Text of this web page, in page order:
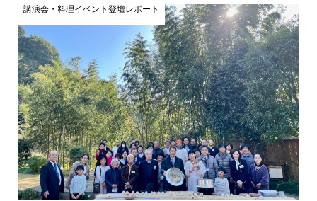
講演会・料理イベント登壇レポート